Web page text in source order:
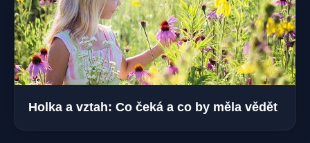
Holka a vztah: Co čeká a co by měla vědět